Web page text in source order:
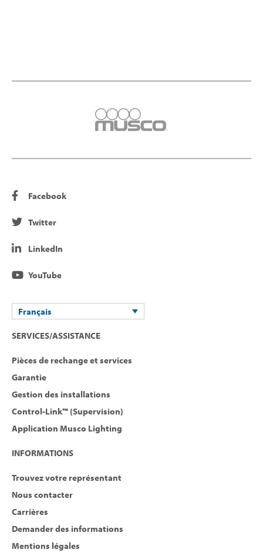
Facebook
Twitter
LinkedIn
YouTube
Français
SERVICES/ASSISTANCE
Pièces de rechange et services
Garantie
Gestion des installations
Control-Link™ (Supervision)
Application Musco Lighting
INFORMATIONS
Trouvez votre représentant
Nous contacter
Carrières
Demander des informations
Mentions légales